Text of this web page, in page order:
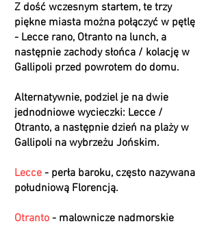
Z dość wczesnym startem, te trzy
piękne miasta można połączyć w pętlę
- Lecce rano, Otranto na lunch, a
następnie zachody słońca / kolację w
Gallipoli przed powrotem do domu.
Alternatywnie, podziel je na dwie
jednodniowe wycieczki: Lecce /
Otranto, a następnie dzień na plaży w
Gallipoli na wybrzeżu Jońskim.
Lecce - perła baroku, często nazywana
południową Florencją.
Otranto - malownicze nadmorskie